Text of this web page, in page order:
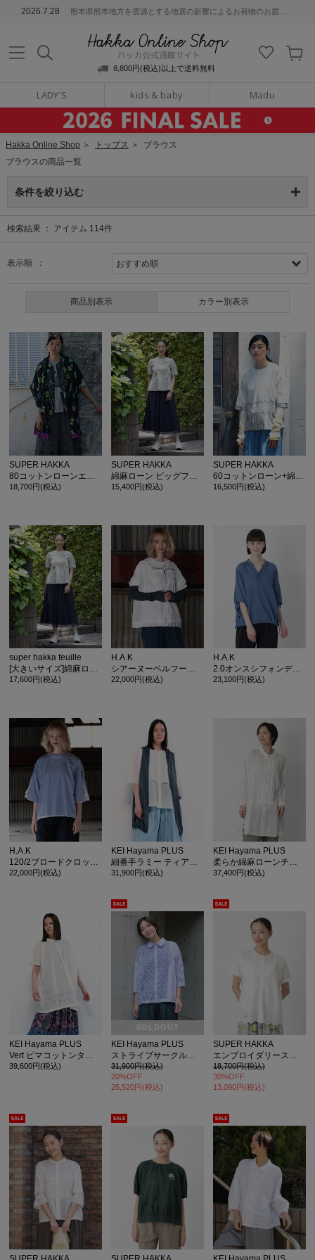
2026.7.28 熊本県熊本地方を震源とする地震の影響によるお荷物のお届けについて
8,800円(税込)以上で送料無料
LADY'S kids & baby Madu
通販サイト
Hakka Online Shop ＞ トップス ＞ ブラウス
ブラウスの商品一覧
条件を絞り込む
検索結果 ： アイテム 114件
表示順 ：
商品別表示 カラー別表示
SUPER HAKKA
18,700円(税込)
SUPER HAKKA
15,400円(税込)
SUPER HAKKA
60コットンローン+綿麻ストライプラウンドエッジポピー刺繍レイヤードブラウス
16,500円(税込)
super hakka feuille
[大きいサイズ]綿麻ローン ビッグフローラルフラワー刺繍ブラウス
17,600円(税込)
H.A.K
シアーヌーベルフーディブラウス
22,000円(税込)
H.A.K
2.0オンスシフォンデニムボリュームブラウス
23,100円(税込)
H.A.K
120/2ブロードクロップブラウス デイジーワッペン
22,000円(税込)
KEI Hayama PLUS
細番手ラミー ティアードフレアブラウス
31,900円(税込)
KEI Hayama PLUS
柔らか綿麻ローンチュニックタックブラウス
37,400円(税込)
KEI Hayama PLUS
Vert ピマコットンタイプライター フラワーボーラーレースチュニックブラウス
39,600円(税込)
SOLDOUT
KEI Hayama PLUS
ストライプサークル刺繍コラージュシャツブラウス
31,900円(税込)
20%OFF
25,520円(税込)
SUPER HAKKA
エンブロイダリースカラップレースパッチワーク ピンタックブラウス
18,700円(税込)
30%OFF
13,090円(税込)